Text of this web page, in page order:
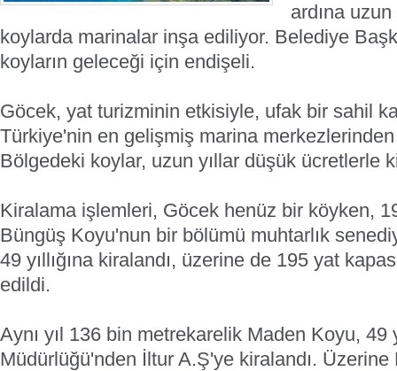
ardına
koylarda marinalar inşa ediliyor. Belediye
koyların geleceği için endişeli.
Göcek, yat turizminin etkisiyle, ufak bir sahil
Türkiye'nin en gelişmiş marina
Bölgedeki koylar, uzun yıllar düşük ücretlerle
Kiralama işlemleri, Göcek henüz bir köyken,
Büngüş Koyu'nun bir bölümü muhtarlık
49 yıllığına kiralandı, üzerine de 195 yat
edildi.
Aynı yıl 136 bin metrekarelik Maden Koyu, 49
Müdürlüğü'nden İltur A.Ş'ye kiralandı.